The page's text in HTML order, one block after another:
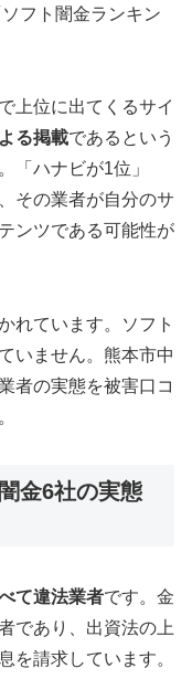
フト闇金ランキン
上位に出てくるサイ
る掲載であるという
「ハナビが1位」
その業者が自分のサ
ンツである可能性が
れています。ソフト
いません。熊本市中
者の実態を被害口コ
金6社の実態
て違法業者です。金
であり、出資法の上
を請求しています。